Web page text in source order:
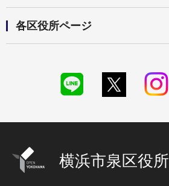
各区役所ページ
横浜市泉区役所